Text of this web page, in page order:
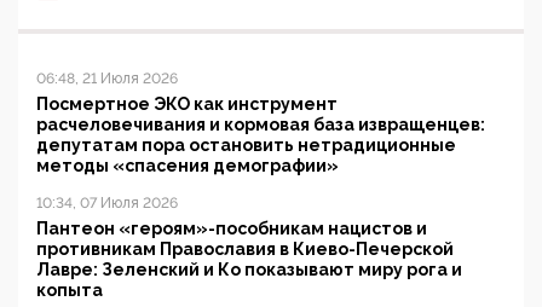
06:48, 21 Июля 2026
Посмертное ЭКО как инструмент
расчеловечивания и кормовая база извращенцев:
депутатам пора остановить нетрадиционные
методы «спасения демографии»
10:34, 07 Июля 2026
Пантеон «героям»-пособникам нацистов и
противникам Православия в Киево-Печерской
Лавре: Зеленский и Ко показывают миру рога и
копыта